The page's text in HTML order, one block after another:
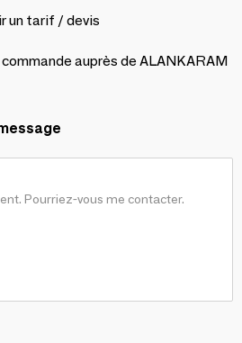
un tarif / devis
auprès de ALANKARAM